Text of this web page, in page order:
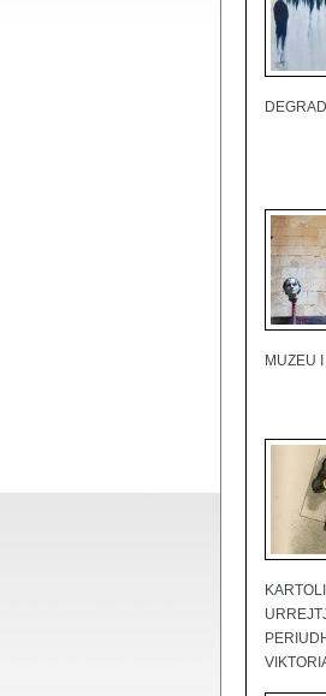
MUZEU